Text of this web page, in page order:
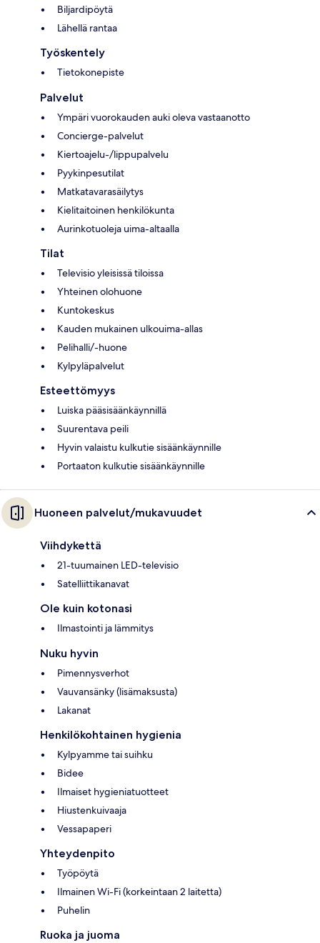
Biljardipöytä
Lähellä rantaa
Työskentely
Tietokonepiste
Palvelut
Ympäri vuorokauden auki oleva vastaanotto
Concierge-palvelut
Kiertoajelu-/lippupalvelu
Pyykinpesutilat
Matkatavarasäilytys
Kielitaitoinen henkilökunta
Aurinkotuoleja uima-altaalla
Tilat
Televisio yleisissä tiloissa
Yhteinen olohuone
Kuntokeskus
Kauden mukainen ulkouima-allas
Pelihalli/-huone
Kylpyläpalvelut
Esteettömyys
Luiska pääsisäänkäynnillä
Suurentava peili
Hyvin valaistu kulkutie sisäänkäynnille
Portaaton kulkutie sisäänkäynnille
Huoneen palvelut/mukavuudet
Viihdykettä
21-tuumainen LED-televisio
Satelliittikanavat
Ole kuin kotonasi
Ilmastointi ja lämmitys
Nuku hyvin
Pimennysverhot
Vauvansänky (lisämaksusta)
Lakanat
Henkilökohtainen hygienia
Kylpyamme tai suihku
Bidee
Ilmaiset hygieniatuotteet
Hiustenkuivaaja
Vessapaperi
Yhteydenpito
Työpöytä
Ilmainen Wi-Fi (korkeintaan 2 laitetta)
Puhelin
Ruoka ja juoma